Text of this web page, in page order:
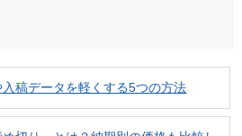
稿データを軽くする5つの方法